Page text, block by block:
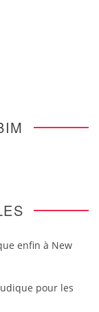
enfin à New
pour les